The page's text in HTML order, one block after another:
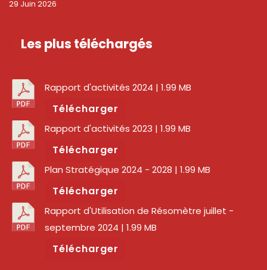
29 Juin 2026
Les plus téléchargés
Rapport d'activités 2024 | 1.99 MB
Télécharger
Rapport d'activités 2023 | 1.99 MB
Télécharger
Plan Stratégique 2024 - 2028 | 1.99 MB
Télécharger
Rapport d'Utilisation de Résomètre juillet -
septembre 2024 | 1.99 MB
Télécharger